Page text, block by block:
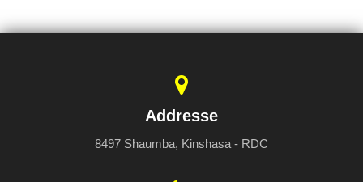
Addresse
8497 Shaumba, Kinshasa - RDC